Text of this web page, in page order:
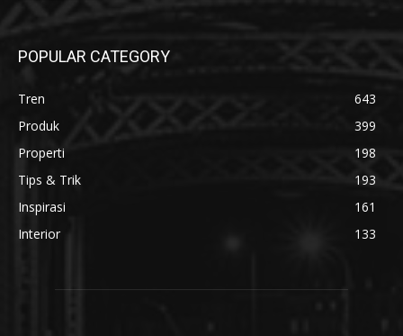
POPULAR CATEGORY
Tren
643
Produk
399
Properti
198
Tips & Trik
193
Inspirasi
161
Interior
133